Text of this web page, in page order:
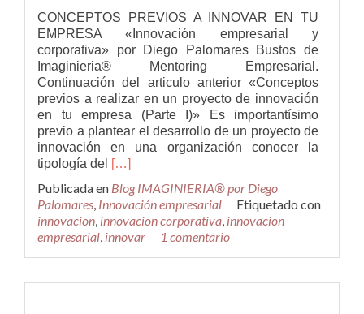
CONCEPTOS PREVIOS A INNOVAR EN TU
EMPRESA «Innovación empresarial y
corporativa» por Diego Palomares Bustos de
Imaginieria® Mentoring Empresarial.
Continuación del articulo anterior «Conceptos
previos a realizar en un proyecto de innovación
en tu empresa (Parte I)» Es importantísimo
previo a plantear el desarrollo de un proyecto de
innovación en una organización conocer la
tipología del Leer
previos
a
realizar
en
un
[…]
Publicada en Blog IMAGINIERIA® por Diego
Palomares, Innovación empresarial
Etiquetado con
innovacion, innovacion corporativa, innovacion
empresarial, innovar 1 comentario